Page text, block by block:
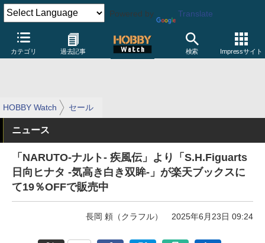
Powered by Translate
カテゴリ 過去記事 検索 Impressサイト
HOBBY Watch セール
ニュース
「NARUTO-ナルト- 疾風伝」より「S.H.Figuarts
日向ヒナタ -気高き白き双眸-」が楽天ブックスに
て19％OFFで販売中
長岡 頼（クラフル） 2025年6月23日 09:24